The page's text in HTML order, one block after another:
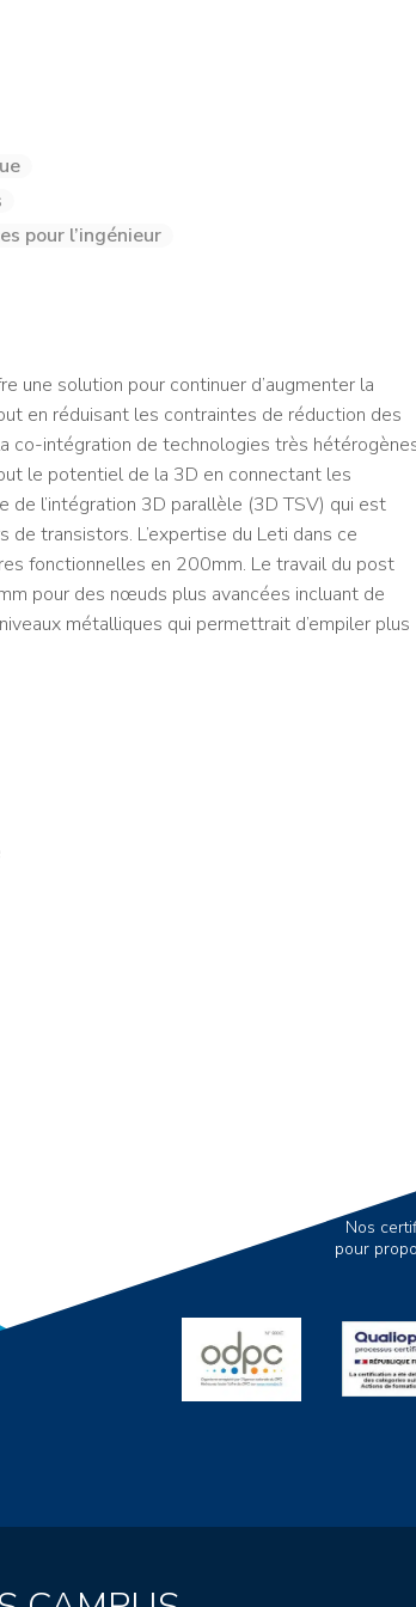
pour l’ingénieur
une solution pour continuer d’augmenter la
en réduisant les contraintes de réduction des
co-intégration de technologies très
le potentiel de la 3D en connectant les
de l’intégration 3D parallèle (3D TSV) qui est
transistors. L’expertise du Leti dans ce
fonctionnelles en 200mm. Le travail du post
pour des nœuds plus avancées incluant de
métalliques qui permettrait d’empiler plus
Nos
pour